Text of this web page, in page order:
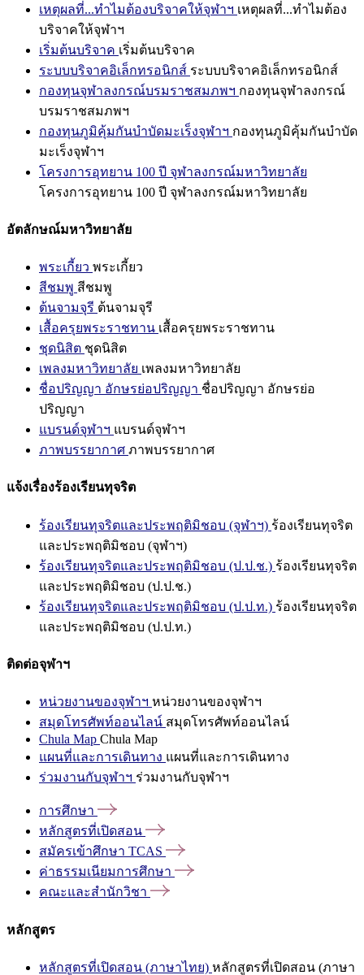
เหตุผลที่...ทำไมต้องบริจาคให้จุฬาฯ เหตุผลที่...ทำไมต้อง
บริจาคให้จุฬาฯ
เริ่มต้นบริจาค เริ่มต้นบริจาค
ระบบบริจาคอิเล็กทรอนิกส์ ระบบบริจาคอิเล็กทรอนิกส์
กองทุนจุฬาลงกรณ์บรมราชสมภพฯ กองทุนจุฬาลงกรณ์
บรมราชสมภพฯ
กองทุนภูมิคุ้มกันบำบัดมะเร็งจุฬาฯ กองทุนภูมิคุ้มกันบำบัด
มะเร็งจุฬาฯ
โครงการอุทยาน 100 ปี จุฬาลงกรณ์มหาวิทยาลัย
โครงการอุทยาน 100 ปี จุฬาลงกรณ์มหาวิทยาลัย
อัตลักษณ์มหาวิทยาลัย
พระเกี้ยว พระเกี้ยว
สีชมพู สีชมพู
ต้นจามจุรี ต้นจามจุรี
เสื้อครุยพระราชทาน เสื้อครุยพระราชทาน
ชุดนิสิต ชุดนิสิต
เพลงมหาวิทยาลัย เพลงมหาวิทยาลัย
ชื่อปริญญา อักษรย่อปริญญา ชื่อปริญญา อักษรย่อ
ปริญญา
แบรนด์จุฬาฯ แบรนด์จุฬาฯ
ภาพบรรยากาศ ภาพบรรยากาศ
แจ้งเรื่องร้องเรียนทุจริต
ร้องเรียนทุจริตและประพฤติมิชอบ (จุฬาฯ) ร้องเรียนทุจริต
และประพฤติมิชอบ (จุฬาฯ)
ร้องเรียนทุจริตและประพฤติมิชอบ (ป.ป.ช.) ร้องเรียนทุจริต
และประพฤติมิชอบ (ป.ป.ช.)
ร้องเรียนทุจริตและประพฤติมิชอบ (ป.ป.ท.) ร้องเรียนทุจริต
และประพฤติมิชอบ (ป.ป.ท.)
ติดต่อจุฬาฯ
หน่วยงานของจุฬาฯ หน่วยงานของจุฬาฯ
สมุดโทรศัพท์ออนไลน์ สมุดโทรศัพท์ออนไลน์
Chula Map Chula Map
แผนที่และการเดินทาง แผนที่และการเดินทาง
ร่วมงานกับจุฬาฯ ร่วมงานกับจุฬาฯ
การศึกษา
หลักสูตรที่เปิดสอน
สมัครเข้าศึกษา TCAS
ค่าธรรมเนียมการศึกษา
คณะและสำนักวิชา
หลักสูตร
หลักสูตรที่เปิดสอน (ภาษาไทย) หลักสูตรที่เปิดสอน (ภาษา